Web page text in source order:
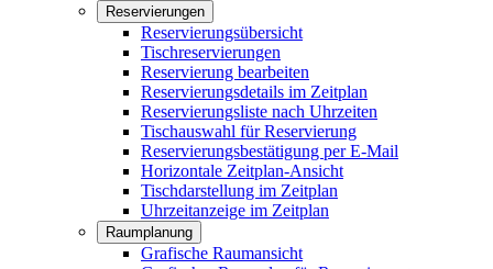
Reservierungen
Reservierungsübersicht
Tischreservierungen
Reservierung bearbeiten
Reservierungsdetails im Zeitplan
Reservierungsliste nach Uhrzeiten
Tischauswahl für Reservierung
Reservierungsbestätigung per E-Mail
Horizontale Zeitplan-Ansicht
Tischdarstellung im Zeitplan
Uhrzeitanzeige im Zeitplan
Raumplanung
Grafische Raumansicht